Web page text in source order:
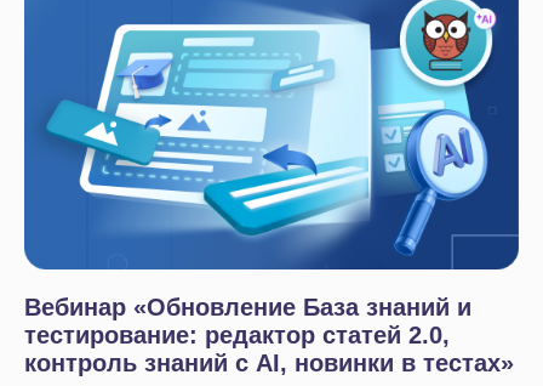
Вебинар «Обновление База знаний и
тестирование: редактор статей 2.0,
контроль знаний с AI, новинки в тестах»
© 2005-2026« IT-Solution»
+7 812 332 84 32
info@it-solution.ru
ООО«Айти-Продакшн » ОГРН 1177847348887 ИНН 7802638464
194100, г. Санкт-Петербург, Б.
Сампсониевский пр-кт, д. 68Н,